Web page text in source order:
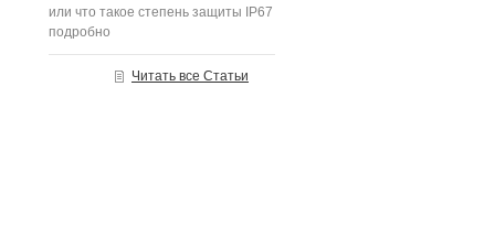
или что такое степень защиты IP67
подробно
Читать все Статьи